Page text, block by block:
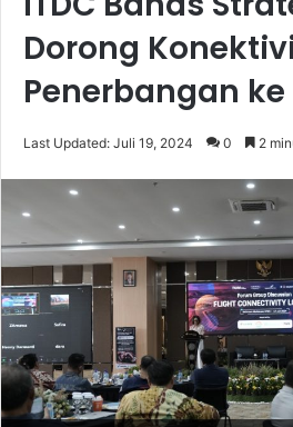
Dorong
Penerbangan
Last Updated: Juli 19, 2024 0 2